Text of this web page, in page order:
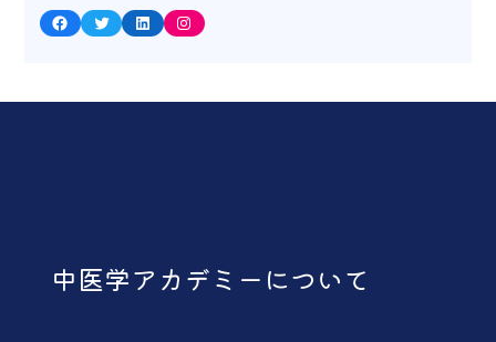
Facebook Twitter LinkedIn Instagram
中医学アカデミーについて